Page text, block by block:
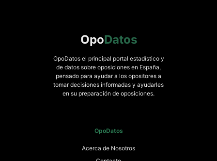
OpoDatos
OpoDatos el principal portal estadístico y
de datos sobre oposiciones en España,
pensado para ayudar a los opositores a
tomar decisiones informadas y ayudarles
en su preparación de oposiciones.
OpoDatos
Acerca de Nosotros